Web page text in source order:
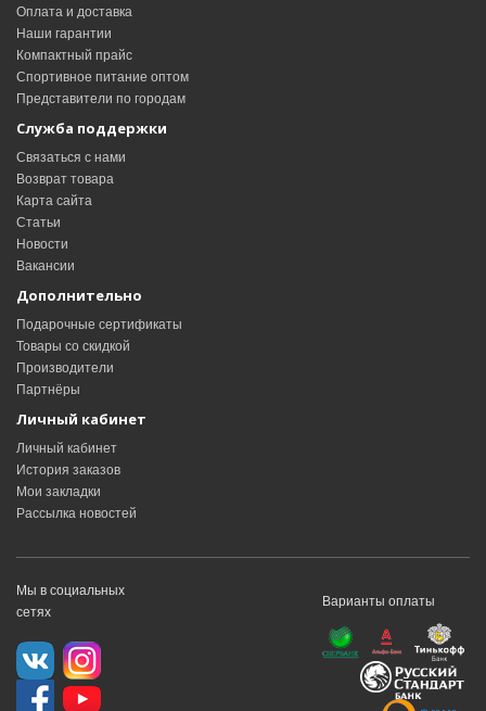
Оплата и доставка
Наши гарантии
Компактный прайс
Спортивное питание оптом
Представители по городам
Служба поддержки
Связаться с нами
Возврат товара
Карта сайта
Статьи
Новости
Вакансии
Дополнительно
Подарочные сертификаты
Товары со скидкой
Производители
Партнёры
Личный кабинет
Личный кабинет
История заказов
Мои закладки
Рассылка новостей
Мы в социальных
сетях
Варианты оплаты